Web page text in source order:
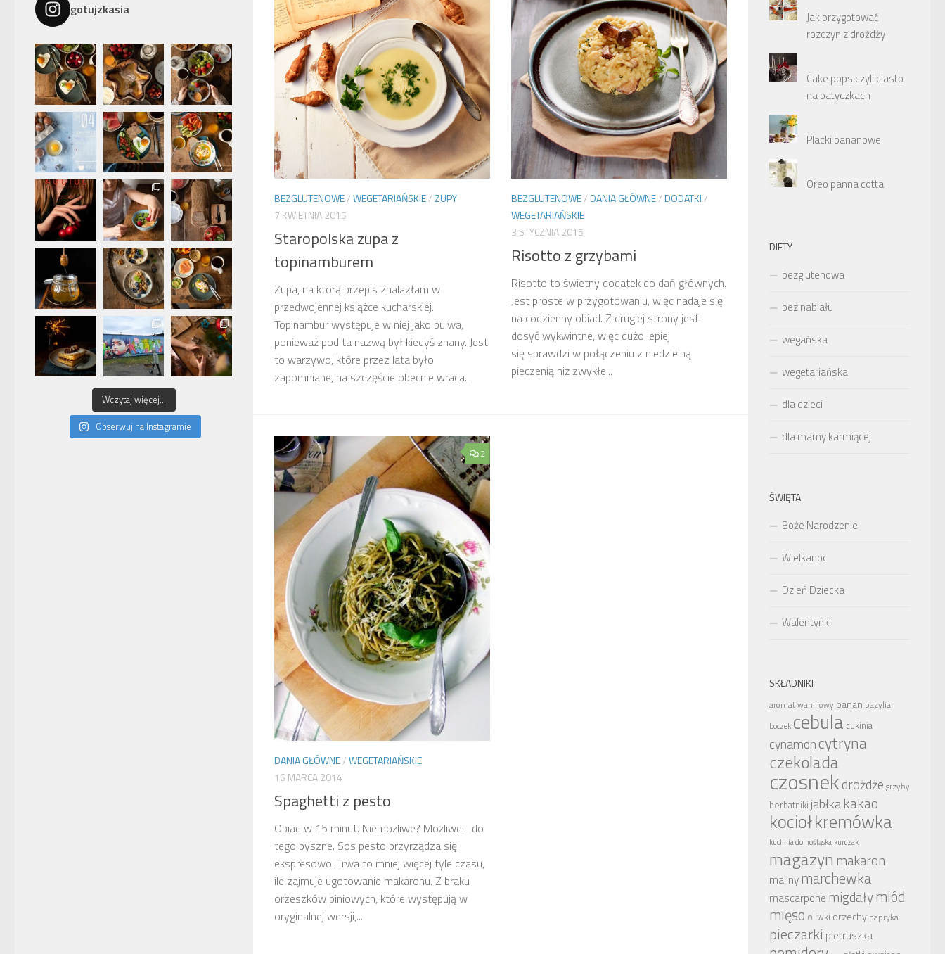
BEZGLUTENOWE/WEGETARIAŃSKIE/ZUPY
7 KWIETNIA 2015
Staropolska zupa z
topinamburem
Zupa, na którą przepis znalazłam w
przedwojennej książce kucharskiej.
Topinambur występuje w niej jako bulwa,
ponieważ pod ta nazwą był kiedyś znany. Jest
to warzywo, które przez lata było
zapomniane, na szczęście obecnie wraca...
BEZGLUTENOWE/DANIA GŁÓWNE/DODATKI/
WEGETARIAŃSKIE
3 STYCZNIA 2015
Risotto z grzybami
Risotto to świetny dodatek do dań głównych.
Jest proste w przygotowaniu, więc nadaje się
na codzienny obiad. Z drugiej strony jest
dosyć wykwintne, więc dużo lepiej
się sprawdzi w połączeniu z niedzielną
pieczenią niż zwykłe...
2
DANIA GŁÓWNE/WEGETARIAŃSKIE
16 MARCA 2014
Spaghetti z pesto
Obiad w 15 minut. Niemożliwe? Możliwe! I do
tego pyszne. Sos pesto przyrządza się
ekspresowo. Trwa to mniej więcej tyle czasu,
ile zajmuje ugotowanie makaronu. Z braku
orzeszków piniowych, które występują w
oryginalnej wersji,...
gotujzkasia
Wczytaj więcej...
Obserwuj na Instagramie
Jak przygotować
rozczyn z drożdży
Cake pops czyli ciasto
na patyczkach
Placki bananowe
Oreo panna cotta
DIETY
bezglutenowa
bez nabiału
wegańska
wegetariańska
dla dzieci
dla mamy karmiącej
ŚWIĘTA
Boże Narodzenie
Wielkanoc
Dzień Dziecka
Walentynki
SKŁADNIKI
aromat waniliowy banan bazylia
boczek cebula cukinia
cynamoncytryna
czekolada
czosnekdrożdże grzyby
herbatniki jabłkakakao
kociołkremówka
kuchnia dolnośląska kurczak
magazyn makaron
malinymarchewka
mascarpone migdałymiód
mięso oliwki orzechy papryka
pieczarki pietruszka